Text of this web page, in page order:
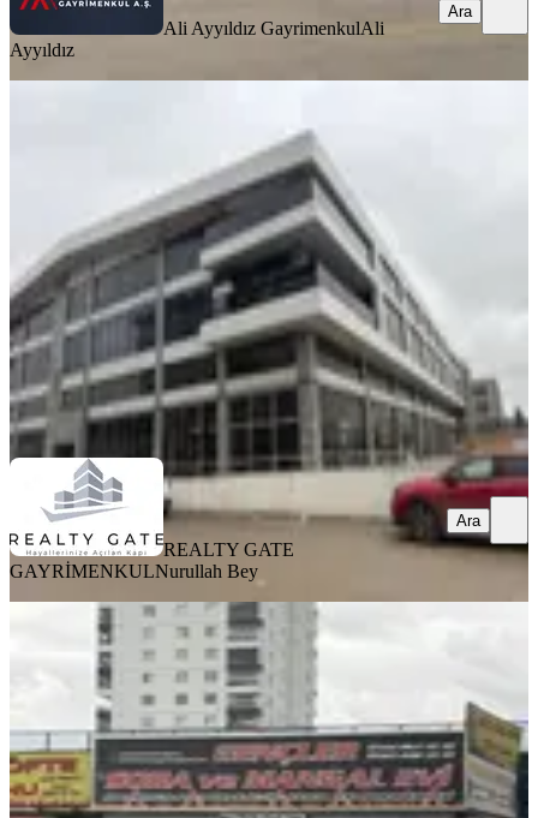
Ali Ayyıldız GayrimenkulAli
Ayyıldız
Ara
Geniş Kiralık İş Yeri
Yenimahalle, İvedikköy Mahallesi
1 Oda·131 m²·Düz Giriş (Zemin)
50.000 ₺
REALTY GATE GAYRİMENKULNurullah Bey
Ara
REALTY GATE
GAYRİMENKULNurullah Bey
Ara
Kuzey Emlaktan Yakacık Merkezde
Kiralık Dükkan
Yenimahalle, Yakacık Mahallesi
1 Oda
160 m²·Düz Giriş (Zemin)·06.06.2026
36.000 ₺